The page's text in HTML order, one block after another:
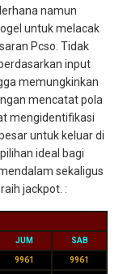
namun
untuk melacak
Pcso. Tidak
input
memungkinkan
mencatat pola
mengidentifikasi
untuk keluar di
ideal bagi
sekaligus
jackpot. :
JUM SAB
9961 9961